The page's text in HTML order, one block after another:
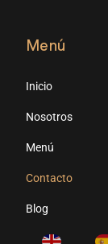
Menú
Inicio
Nosotros
Menú
Contacto
Blog